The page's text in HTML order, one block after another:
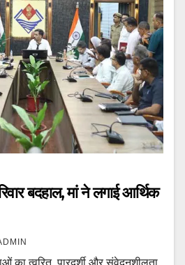
बदहाल, मां ने लगाई आर्थिक
का त्वरित, पारदर्शी और संवेदनशीलता